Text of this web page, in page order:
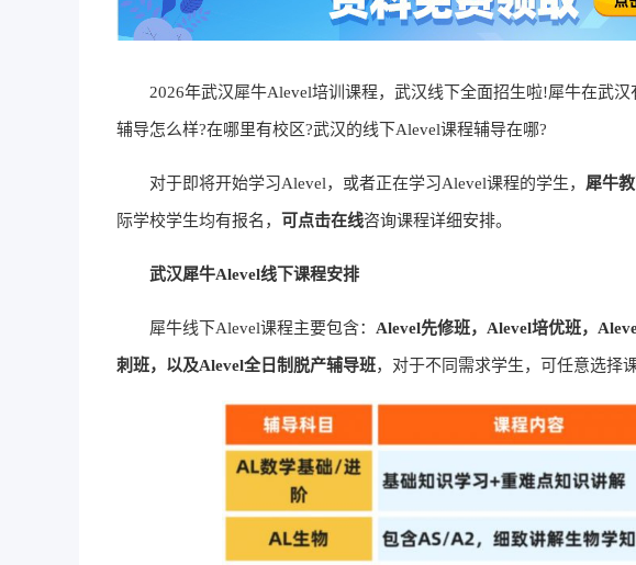
2026年武汉犀牛Alevel培训课程，武汉线下全面招生啦!犀牛在武汉
辅导怎么样?在哪里有校区?武汉的线下Alevel课程辅导在哪?
对于即将开始学习Alevel，或者正在学习Alevel课程的学生， 犀牛
际学校学生均有报名， 可点击在线咨询课程详细安排。
武汉犀牛Alevel线下课程安排
犀牛线下Alevel课程主要包含： Alevel先修班，Alevel培优班，
刺班，以及Alevel全日制脱产辅导班，对于不同需求学生，可任意选择